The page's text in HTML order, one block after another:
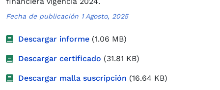
Fecha de publicación 1 Agosto, 2025
Descargar informe (1.06 MB)
Descargar certificado (31.81 KB)
Descargar malla suscripción (16.64 KB)